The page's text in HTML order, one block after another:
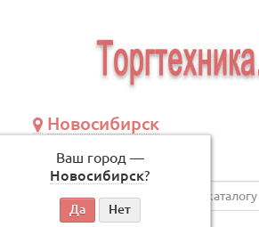
Новосибирск
Ваш город —
Новосибирск?
по будням, с 09:00 до 18:00
Везде